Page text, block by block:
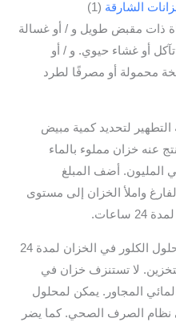
الشارقة (1)
ذات مقبض طويل و / أو غسالة
تآكل أو غشاء حيوي. و / أو
محمولة أو مصرفًا لطرد
التطهير لتحديد كمية مبيض
عنه خزان مملوء بالماء
ما تبقى من 10 جزء في المليون. أضف المبلغ
واملأ الخزان إلى مستوى
الخطوة 3: التنظيف بعد أن يظل محلول الكلور في الخزان لمدة 24
لا تستنزف خزان في
المجاور. يمكن لمحلول
في نظام الصرف الصحي. كما يضر